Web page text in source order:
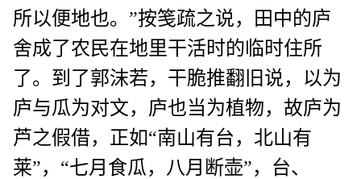
所以便地也。”按笺疏之说，田中的庐
舍成了农民在地里干活时的临时住所
了。到了郭沫若，干脆推翻旧说，以为
庐与瓜为对文，庐也当为植物，故庐为
芦之假借，正如“南山有台，北山有
莱”，“七月食瓜，八月断壶”，台、